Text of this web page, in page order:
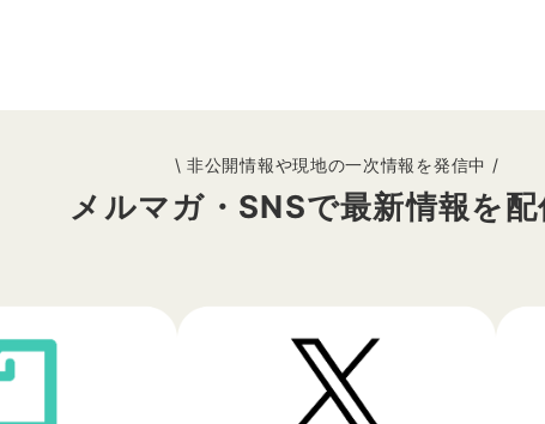
\ 非公開情報や現地の一次情報を発信中 /
メルマガ・SNSで最新情報を配